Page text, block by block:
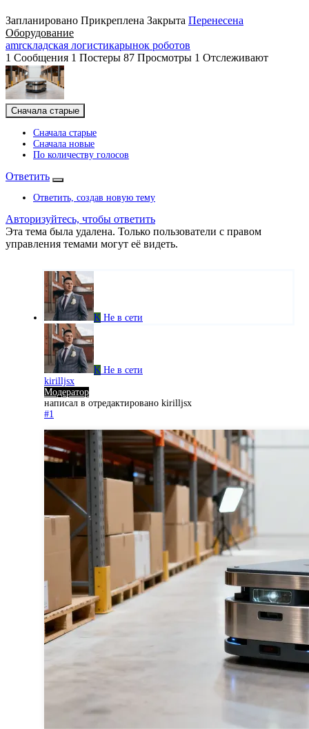
Запланировано Прикреплена Закрыта Перенесена
Оборудование
amrскладская логистикарынок роботов
1 Сообщения 1 Постеры 87 Просмотры 1 Отслеживают
Сначала старые
Сначала старые
Сначала новые
По количеству голосов
Ответить
Ответить, создав новую тему
Авторизуйтесь, чтобы ответить
Эта тема была удалена. Только пользователи с правом
управления темами могут её видеть.
K Не в сети
K Не в сети
kirilljsx
Модератор
написал в отредактировано kirilljsx
#1